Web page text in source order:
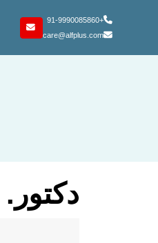
+91-9990085860
care@alfplus.com